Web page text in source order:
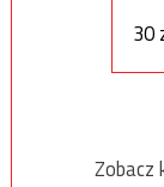
30
Zobacz